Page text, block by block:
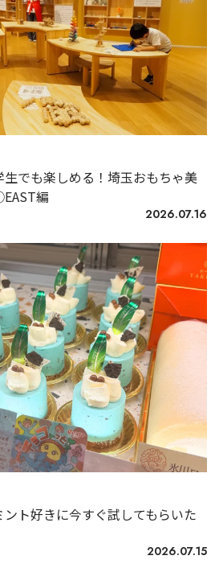
生でも楽しめる！埼玉おもちゃ美
編
2026.07.16
ト好きに今すぐ試してもらいた
2026.07.15